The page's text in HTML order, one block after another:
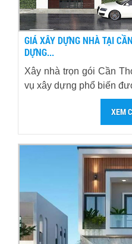
GIÁ XÂY DỰNG NHÀ TẠI
DỰNG...
Xây nhà trọn gói Cần
vụ xây dựng phổ biến
XEM